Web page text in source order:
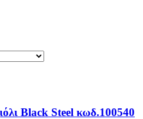
Black Steel κωδ.100540